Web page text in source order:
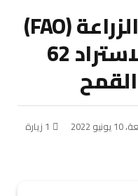
منظمة الأغذية والزراعة (FAO)
المغرب سيحتاج لاستراد 62
2022
1 زيارة